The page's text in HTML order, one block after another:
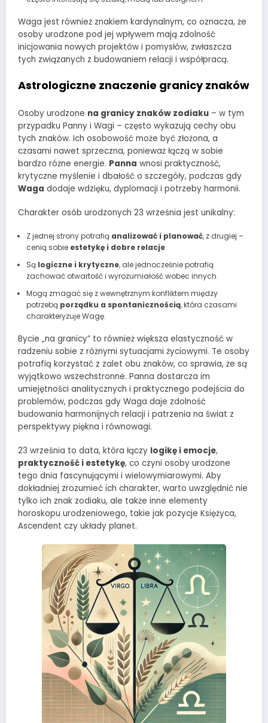
Waga jest również znakiem kardynalnym, co oznacza, że
osoby urodzone pod jej wpływem mają zdolność
inicjowania nowych projektów i pomysłów, zwłaszcza
tych związanych z budowaniem relacji i współpracą.
Astrologiczne znaczenie granicy znaków
Osoby urodzone na granicy znaków zodiaku – w tym
przypadku Panny i Wagi – często wykazują cechy obu
tych znaków. Ich osobowość może być złożona, a
czasami nawet sprzeczna, ponieważ łączą w sobie
bardzo różne energie. Panna wnosi praktyczność,
krytyczne myślenie i dbałość o szczegóły, podczas gdy
Waga dodaje wdzięku, dyplomacji i potrzeby harmonii.
Charakter osób urodzonych 23 września jest unikalny:
Z jednej strony potrafią analizować i planować, z drugiej –
cenią sobie estetykę i dobre relacje.
Są logiczne i krytyczne, ale jednocześnie potrafią
zachować otwartość i wyrozumiałość wobec innych.
Mogą zmagać się z wewnętrznym konfliktem między
potrzebą porządku a spontanicznością, która czasami
charakteryzuje Wagę.
Bycie „na granicy” to również większa elastyczność w
radzeniu sobie z różnymi sytuacjami życiowymi. Te osoby
potrafią korzystać z zalet obu znaków, co sprawia, że są
wyjątkowo wszechstronne. Panna dostarcza im
umiejętności analitycznych i praktycznego podejścia do
problemów, podczas gdy Waga daje zdolność
budowania harmonijnych relacji i patrzenia na świat z
perspektywy piękna i równowagi.
23 września to data, która łączy logikę i emocje,
praktyczność i estetykę, co czyni osoby urodzone
tego dnia fascynującymi i wielowymiarowymi. Aby
dokładniej zrozumieć ich charakter, warto uwzględnić nie
tylko ich znak zodiaku, ale także inne elementy
horoskopu urodzeniowego, takie jak pozycje Księżyca,
Ascendent czy układy planet.